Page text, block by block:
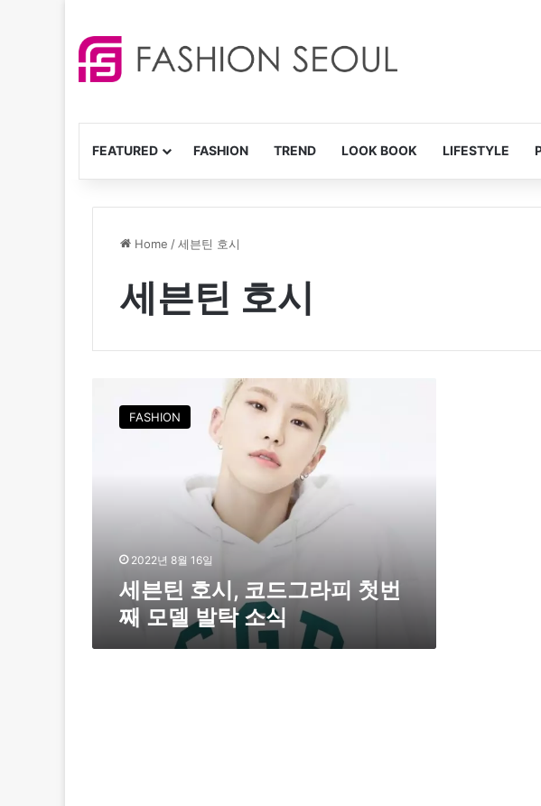
FEATURED FASHION TREND LOOK BOOK LIFESTYLE
Home /세븐틴 호시
세븐틴 호시
모
FASHION
2022년 8월 16일
세븐틴 호시, 코드그라피 첫번
째 모델 발탁 소식